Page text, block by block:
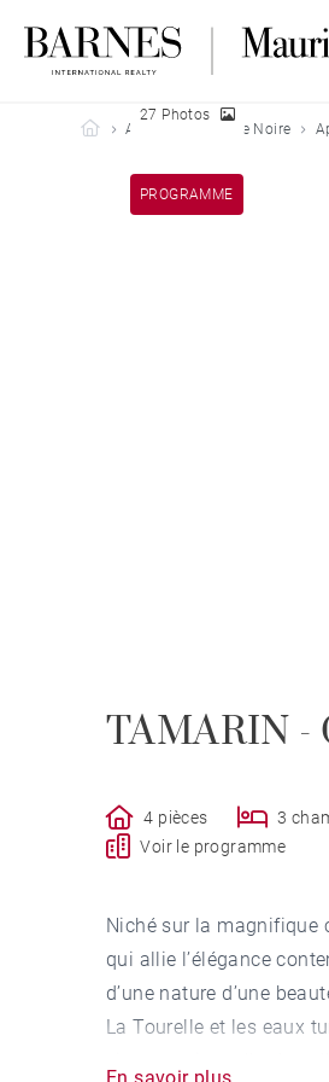
Barnes Mauritius
Acheter Rivière Noire
PROGRAMME
27 Photos
TAMARIN -
4 pièces 3
Voir le programme
Niché sur la magnifique
qui allie l’élégance
d’une nature d’une
La Tourelle et les eaux